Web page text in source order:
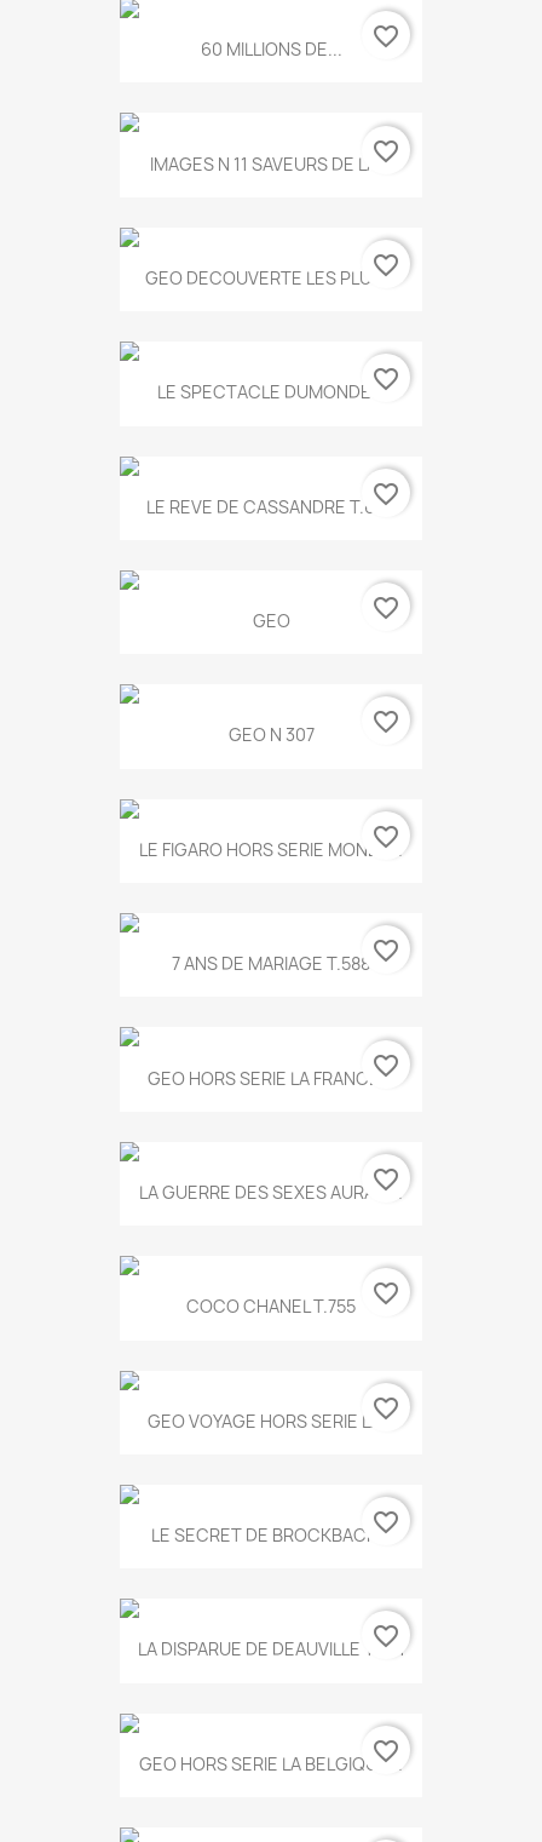
60 MILLIONS DE... favorite_border
IMAGES N 11 SAVEURS DE LA...
favorite_border
GEO DECOUVERTE LES PLUS...
favorite_border
LE SPECTACLE DUMONDE...favorite_border
LE REVE DE CASSANDRE T.634
favorite_border
GEO favorite_border
GEO N 307 favorite_border
LE FIGARO HORS SERIE MONET...
favorite_border
7 ANS DE MARIAGE T.588 favorite_border
GEO HORS SERIE LA FRANCE...
favorite_border
LA GUERRE DES SEXES AURA T...
favorite_border
COCO CHANEL T.755 favorite_border
GEO VOYAGE HORS SERIE LA...
favorite_border
LE SECRET DE BROCKBACK...
favorite_border
LA DISPARUE DE DEAUVILLE T.551
favorite_border
GEO HORS SERIE LA BELGIQUE...
favorite_border